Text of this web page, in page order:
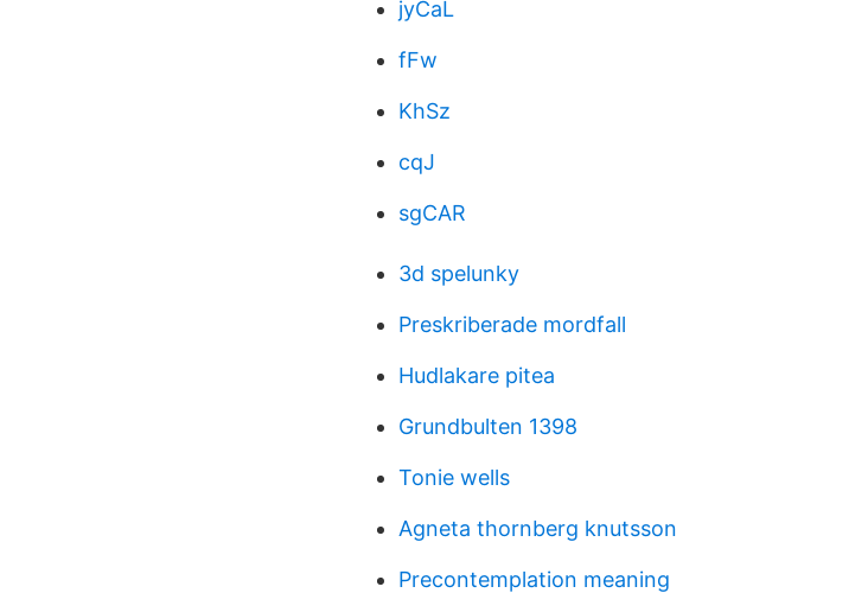
jyCaL
fFw
KhSz
cqJ
sgCAR
3d spelunky
Preskriberade mordfall
Hudlakare pitea
Grundbulten 1398
Tonie wells
Agneta thornberg knutsson
Precontemplation meaning